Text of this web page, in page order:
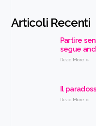
Articoli Recenti
Partire
segue
Read More »
Il
Read More »